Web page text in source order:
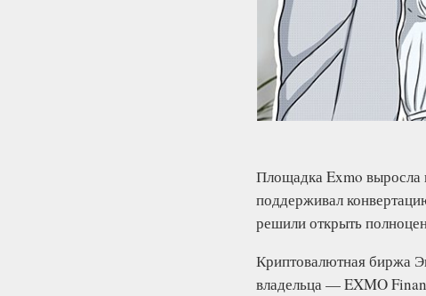
Площадка Exmo
поддерживал
решили открыть
Криптовалютная биржа
владельца — EXMO